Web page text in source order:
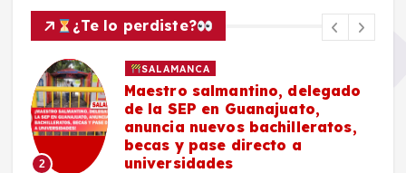
¿Te lo perdiste?
2
SALAMANCA
Maestro salmantino, delegado
de la SEP en Guanajuato,
anuncia nuevos bachilleratos,
becas y pase directo a
universidades